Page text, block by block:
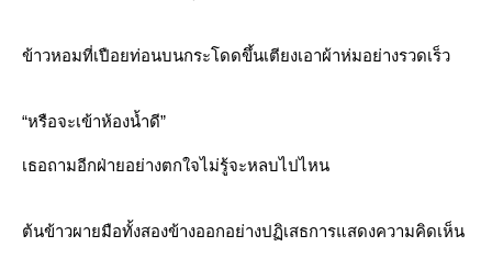
ข้าวหอมที่เปือยท่อนบนกระโดดขึ้นเตียงเอาผ้าห่มอย่างรวดเร็ว
“หรือจะเข้าห้องน้ำดี”
เธอถามอีกฝ่ายอย่างตกใจไม่รู้จะหลบไปไหน
ต้นข้าวผายมือทั้งสองข้างออกอย่างปฏิเสธการแสดงความคิดเห็น